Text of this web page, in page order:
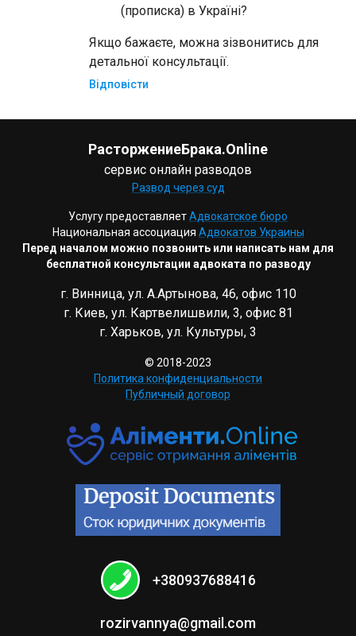
(прописка) в Україні?
Якщо бажаєте, можна зізвонитись для
детальної консультації.
Відповісти
РасторжениеБрака.Online
сервис онлайн разводов
Развод через суд
Услугу предоставляетАдвокатское бюро
Национальная ассоциация Адвокатов Украины
Перед началом можно позвонить или написать нам для
бесплатной консультации адвоката по разводу
г. Винница, ул. А.Артынова, 46, офис 110
г. Киев, ул. Картвелишвили, 3, офис 81
г. Харьков, ул. Культуры, 3
© 2018-2023
Политика конфиденциальности
Публичный договор
+380937688416
rozirvannya@gmail.com